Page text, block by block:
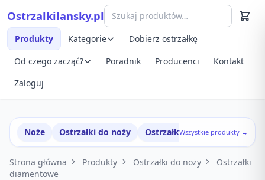
Ostrzalkilansky.pl
Produkty Kategorie
Dobierz ostrzałkę
Od czego zacząć?
Poradnik Producenci
Kontakt
Zaloguj
Noże Ostrzałki do noży Ostrzałki w zestawach
Wszystkie produkty →
Strona główna Produkty Ostrzałki do noży
Ostrzałki
diamentowe
Szybki podgląd produktu